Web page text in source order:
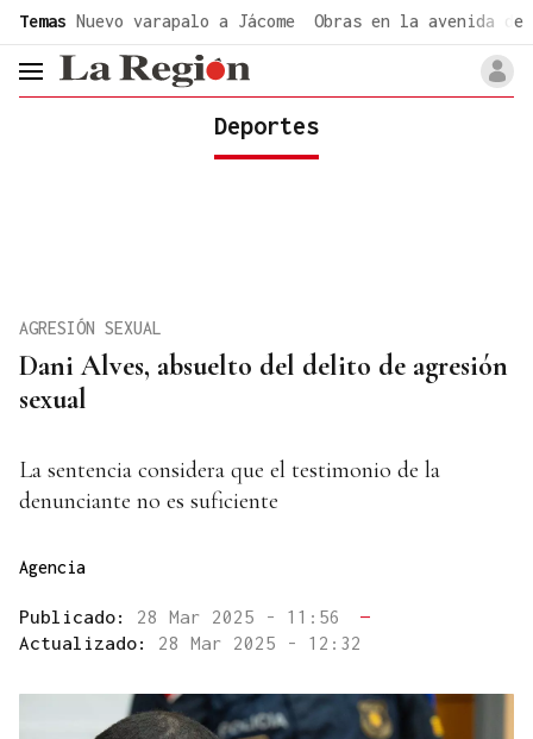
Temas Nuevo varapalo a Jácome Obras en la avenida de
header.menu.open
Deportes
Dani Alves, absuelto del delito de agresión
sexual
AGRESIÓN SEXUAL
La sentencia considera que el testimonio de la
denunciante no es suficiente
Agencia
Publicado: 28 Mar 2025 - 11:56
—
Actualizado: 28 Mar 2025 - 12:32